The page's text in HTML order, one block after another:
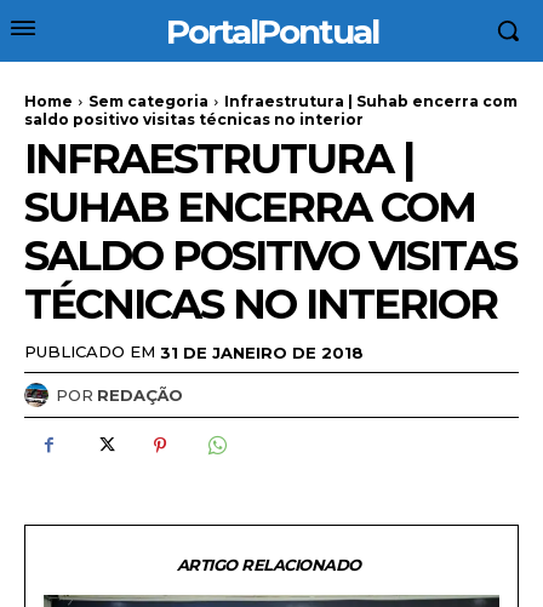
PortalPontual
Home Sem categoria
Infraestrutura | Suhab encerra com
saldo positivo visitas técnicas no interior
INFRAESTRUTURA |
SUHAB ENCERRA COM
SALDO POSITIVO VISITAS
TÉCNICAS NO INTERIOR
PUBLICADO EM 31 DE JANEIRO DE 2018
POR REDAÇÃO
ARTIGO RELACIONADO